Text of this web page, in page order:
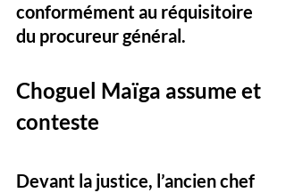
conformément au réquisitoire
du procureur général.
Choguel Maïga assume et
conteste
Devant la justice, l’ancien chef